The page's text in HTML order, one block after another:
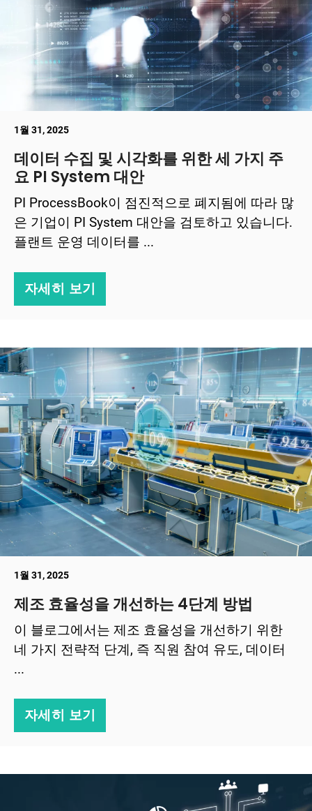
1월 31, 2025
데이터 수집 및 시각화를 위한 세 가지 주
요 PI System 대안
PI ProcessBook이 점진적으로 폐지됨에 따라 많
은 기업이 PI System 대안을 검토하고 있습니다.
플랜트 운영 데이터를 ...
자세히 보기
1월 31, 2025
제조 효율성을 개선하는 4단계 방법
이 블로그에서는 제조 효율성을 개선하기 위한
네 가지 전략적 단계, 즉 직원 참여 유도, 데이터
...
자세히 보기